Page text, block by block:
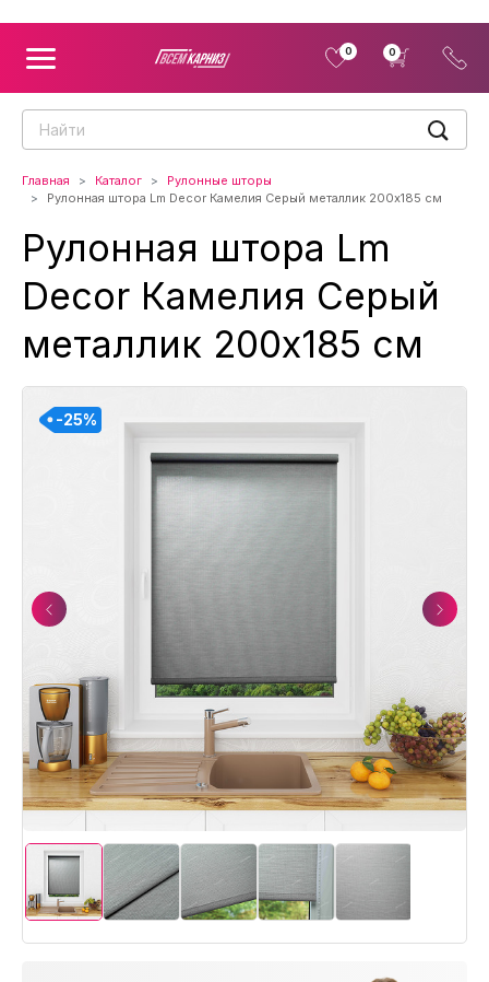
0 0
Главная Каталог
Рулонные шторы
Рулонная штора Lm Decor Камелия Серый металлик 200x185 см
Рулонная штора Lm
Decor Камелия Серый
металлик 200x185 см
Previous
-25%
-25%
-25%
-25%
-25%
-25%
-25%
-25%
-25%
-25%
-25%
Next